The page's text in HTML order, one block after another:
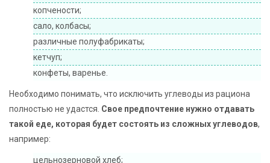
копчености;
сало, колбасы;
различные полуфабрикаты;
кетчуп;
конфеты, варенье.
Необходимо понимать, что исключить углеводы из рациона
полностью не удастся. Свое предпочтение нужно отдавать
такой еде, которая будет состоять из сложных углеводов,
например:
цельнозерновой хлеб;